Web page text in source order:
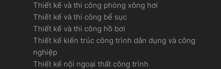
Thiết kế và thi công phòng xông hơi
Thiết kế và thi công bể sục
Thiết kế và thi công hồ bơi
Thiết kế kiến trúc công trình dân dụng và công
nghiệp
Thiết kế nội ngoại thất công trình